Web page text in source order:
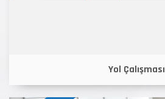
Yol Çalışması